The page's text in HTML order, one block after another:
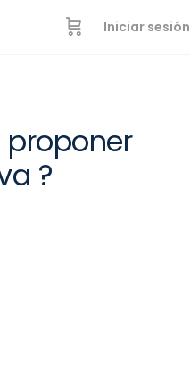
Iniciar sesión
?